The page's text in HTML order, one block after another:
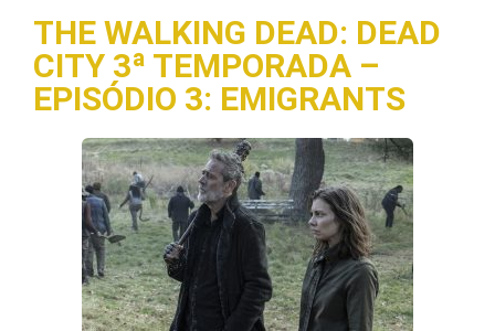
THE WALKING DEAD: DEAD
CITY 3ª TEMPORADA –
EPISÓDIO 3: EMIGRANTS